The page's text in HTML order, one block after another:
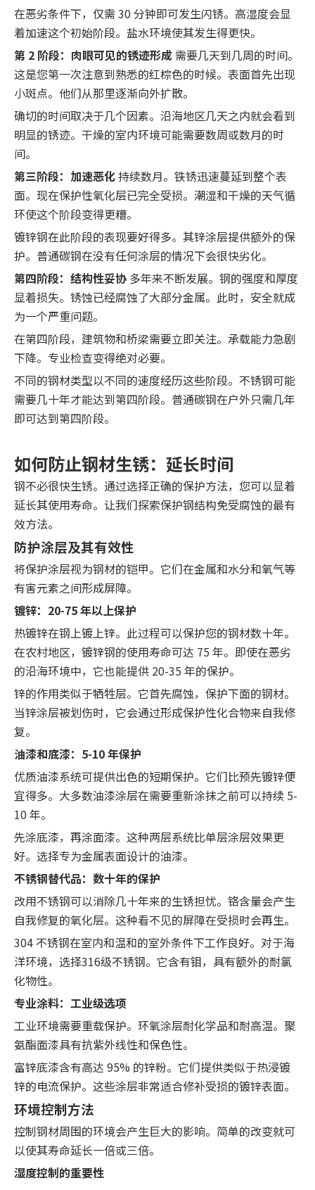
在恶劣条件下，仅需 30 分钟即可发生闪锈。高湿度会显
着加速这个初始阶段。盐水环境使其发生得更快。
第 2 阶段：肉眼可见的锈迹形成 需要几天到几周的时间。
这是您第一次注意到熟悉的红棕色的时候。表面首先出现
小斑点。他们从那里逐渐向外扩散。
确切的时间取决于几个因素。沿海地区几天之内就会看到
明显的锈迹。干燥的室内环境可能需要数周或数月的时
间。
第三阶段：加速恶化持续数月。铁锈迅速蔓延到整个表
面。现在保护性氧化层已完全受损。潮湿和干燥的天气循
环使这个阶段变得更糟。
镀锌钢在此阶段的表现要好得多。其锌涂层提供额外的保
护。普通碳钢在没有任何涂层的情况下会很快劣化。
第四阶段：结构性妥协 多年来不断发展。钢的强度和厚度
显着损失。锈蚀已经腐蚀了大部分金属。此时，安全就成
为一个严重问题。
在第四阶段，建筑物和桥梁需要立即关注。承载能力急剧
下降。专业检查变得绝对必要。
不同的钢材类型以不同的速度经历这些阶段。不锈钢可能
需要几十年才能达到第四阶段。普通碳钢在户外只需几年
即可达到第四阶段。
如何防止钢材生锈：延长时间
钢不必很快生锈。通过选择正确的保护方法，您可以显着
延长其使用寿命。让我们探索保护钢结构免受腐蚀的最有
效方法。
防护涂层及其有效性
将保护涂层视为钢材的铠甲。它们在金属和水分和氧气等
有害元素之间形成屏障。
镀锌：20-75 年以上保护
热镀锌在钢上镀上锌。此过程可以保护您的钢材数十年。
在农村地区，镀锌钢的使用寿命可达 75 年。即使在恶劣
的沿海环境中，它也能提供 20-35 年的保护。
锌的作用类似于牺牲层。它首先腐蚀，保护下面的钢材。
当锌涂层被划伤时，它会通过形成保护性化合物来自我修
复。
油漆和底漆：5-10 年保护
优质油漆系统可提供出色的短期保护。它们比预先镀锌便
宜得多。大多数油漆涂层在需要重新涂抹之前可以持续 5-
10 年。
先涂底漆，再涂面漆。这种两层系统比单层涂层效果更
好。选择专为金属表面设计的油漆。
不锈钢替代品：数十年的保护
改用不锈钢可以消除几十年来的生锈担忧。铬含量会产生
自我修复的氧化层。这种看不见的屏障在受损时会再生。
304 不锈钢在室内和温和的室外条件下工作良好。对于海
洋环境，选择316级不锈钢。它含有钼，具有额外的耐氯
化物性。
专业涂料：工业级选项
工业环境需要重载保护。环氧涂层耐化学品和耐高温。聚
氨酯面漆具有抗紫外线性和保色性。
富锌底漆含有高达 95% 的锌粉。它们提供类似于热浸镀
锌的电流保护。这些涂层非常适合修补受损的镀锌表面。
环境控制方法
控制钢材周围的环境会产生巨大的影响。简单的改变就可
以使其寿命延长一倍或三倍。
湿度控制的重要性